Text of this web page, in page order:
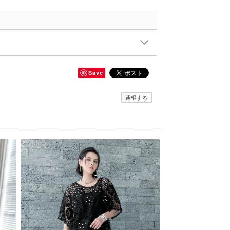
Save
通報する